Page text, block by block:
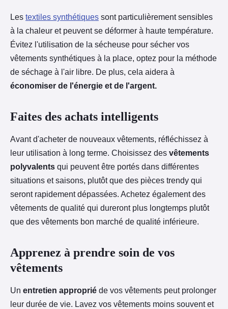
Les textiles synthétiques sont particulièrement sensibles
à la chaleur et peuvent se déformer à haute température.
Évitez l'utilisation de la sécheuse pour sécher vos
vêtements synthétiques à la place, optez pour la méthode
de séchage à l'air libre. De plus, cela aidera à
économiser de l'énergie et de l'argent.
Faites des achats intelligents
Avant d'acheter de nouveaux vêtements, réfléchissez à
leur utilisation à long terme. Choisissez des vêtements
polyvalents qui peuvent être portés dans différentes
situations et saisons, plutôt que des pièces trendy qui
seront rapidement dépassées. Achetez également des
vêtements de qualité qui dureront plus longtemps plutôt
que des vêtements bon marché de qualité inférieure.
Apprenez à prendre soin de vos
vêtements
Un entretien approprié de vos vêtements peut prolonger
leur durée de vie. Lavez vos vêtements moins souvent et